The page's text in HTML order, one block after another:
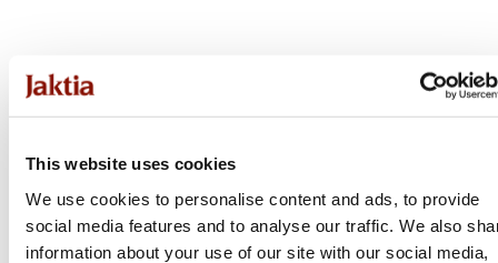
This website uses cookies
We use cookies to personalise content and ads, to provide
social media features and to analyse our traffic. We also
information about your use of our site with our social media,